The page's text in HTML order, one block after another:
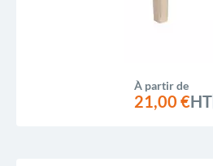
À partir de
21,00 €HT